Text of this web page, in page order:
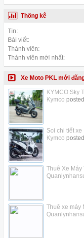
Thống kê
Tin:
Bài viết:
Thành viên:
Thành viên mới nhất:
Xe Moto PKL mới
KYMCO Sky
Kymco posted
Soi chi tiết xe
Kymco posted
Thuê Xe Máy
Thuê xe máy